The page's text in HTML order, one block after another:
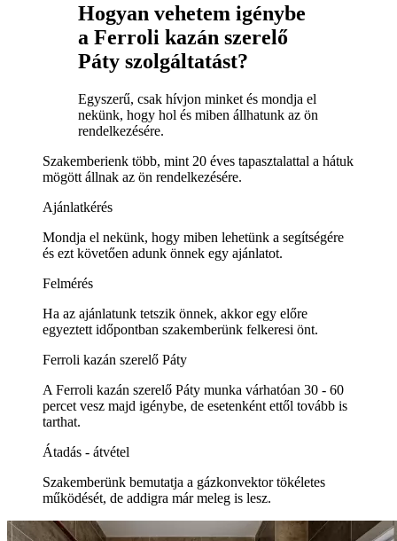
Hogyan vehetem igénybe
a Ferroli kazán szerelő
Páty szolgáltatást?
Egyszerű, csak hívjon minket és mondja el
nekünk, hogy hol és miben állhatunk az ön
rendelkezésére.
Szakemberienk több, mint 20 éves tapasztalattal a hátuk
mögött állnak az ön rendelkezésére.
Ajánlatkérés
Mondja el nekünk, hogy miben lehetünk a segítségére
és ezt követően adunk önnek egy ajánlatot.
Felmérés
Ha az ajánlatunk tetszik önnek, akkor egy előre
egyeztett időpontban szakemberünk felkeresi önt.
Ferroli kazán szerelő Páty
A Ferroli kazán szerelő Páty munka várhatóan 30 - 60
percet vesz majd igénybe, de esetenként ettől tovább is
tarthat.
Átadás - átvétel
Szakemberünk bemutatja a gázkonvektor tökéletes
működését, de addigra már meleg is lesz.